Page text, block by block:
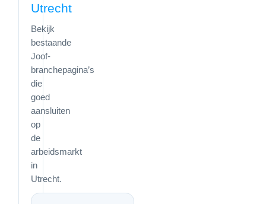
Utrecht
Bekijk
bestaande
Joof-
branchepagina’s
die
goed
aansluiten
op
de
arbeidsmarkt
in
Utrecht.